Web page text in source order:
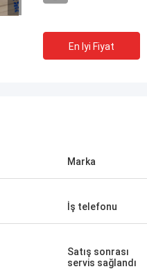
En Iyi Fiyat
Marka
İş telefonu
Satış sonrası
servis sağlandı